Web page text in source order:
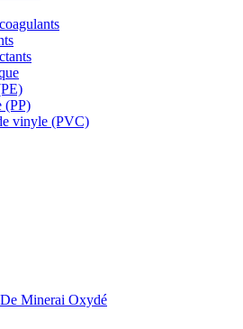
(PP)
vinyle (PVC)
Minerai Oxydé